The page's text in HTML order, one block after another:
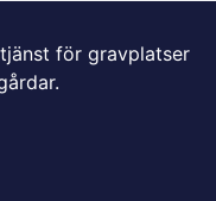
för gravplatser